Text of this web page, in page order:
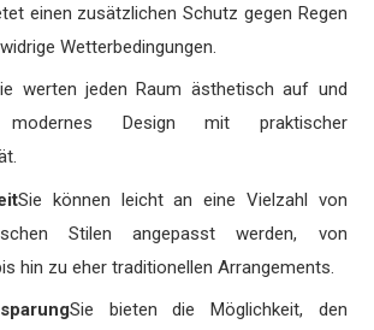
einen zusätzlichen Schutz gegen Regen
Wetterbedingungen.
werten jeden Raum ästhetisch auf und
modernes Design mit praktischer
Sie können leicht an eine Vielzahl von
Stilen angepasst werden, von
hin zu eher traditionellen Arrangements.
Sie bieten die Möglichkeit, den